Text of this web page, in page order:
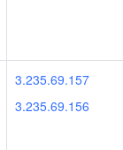
3.235.69.157
3.235.69.156